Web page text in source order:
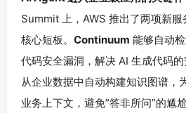
Summit 上，AWS 推出了两项新
核心短板。 Continuum 能够自动
代码安全漏洞，解决 AI 生成代码的
从企业数据中自动构建知识图谱，
业务上下文，避免”答非所问”的尴